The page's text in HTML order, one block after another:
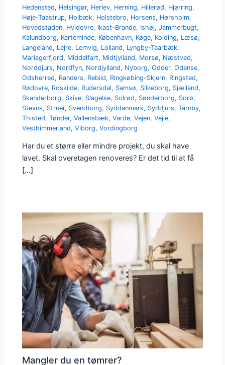
Hedensted, Helsingør, Herlev, Herning, Hillerød, Hjørring,
Høje-Taastrup, Holbæk, Holstebro, Horsens, Hørsholm,
Hovedstaden, Hvidovre, Ikast-Brande, Ishøj,Jammerbugt,
Kalundborg, Kerteminde, København, Køge, Kolding, Læsø,
Langeland, Lejre, Lemvig, Lolland, Lyngby-Taarbæk,
Mariagerfjord, Middelfart, Midtjylland, Morsø, Næstved,
Norddjurs, Nordfyn, Nordjylland, Nyborg,Odder,Odense,
Odsherred, Randers, Rebild, Ringkøbing-Skjern, Ringsted,
Rødovre, Roskilde, Rudersdal, Samsø, Silkeborg, Sjælland,
Skanderborg, Skive, Slagelse, Solrød, Sønderborg, Sorø,
Stevns, Struer, Svendborg, Syddanmark, Syddjurs,Tårnby,
Thisted,Tønder,Vallensbæk,Varde,Vejen,Vejle,
Vesthimmerland,Viborg,Vordingborg
Har du et større eller mindre projekt, du skal have
lavet. Skal overetagen renoveres? Er det tid til at få
[…]
Mangler du en tømrer?